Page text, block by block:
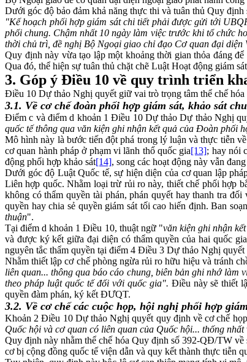
Dưới góc độ bảo đảm khả năng thực thi và tuân thủ Quy
"Kế hoạch phối hợp giám sát chi tiết phải được gửi tới
phối chung. Chậm nhất 10 ngày làm việc trước khi tổ chức
thời chủ trì, đề nghị Bộ Ngoại giao chỉ đạo Cơ quan đại
Quy định này vừa tạo lập một khoảng thời gian thỏa đáng
Qua đó, thể hiện sự tuân thủ chặt chẽ Luật Hoạt động giám
3. Góp ý Điều 10 về quy trình triển
Điều 10 Dự thảo Nghị quyết giữ vai trò trọng tâm thể chế
3.1. Về cơ chế đoàn phối hợp giám sát, khảo sát
Điểm c và điểm d khoản 1 Điều 10 Dự thảo Dự thảo Nghị
quốc tế thông qua văn kiện ghi nhận kết quả của Đoàn phối
Mô hình này là bước tiến đột phá trong lý luận và thực tiễn
cơ quan hành pháp ở phạm vi lãnh thổ quốc gia[13]; hay nói
động phối hợp khảo sát[14], song các hoạt động này vẫn
Dưới góc độ Luật Quốc tế, sự hiện diện của cơ quan lập
Liên hợp quốc. Nhằm loại trừ rủi ro này, thiết chế phối hợp
không có thẩm quyền tài phán, phán quyết hay thanh tra
quyền hay chia sẻ quyền giám sát tối cao hiến định. Ban
thuận".
Tại điểm d khoản 1 Điều 10, thuật ngữ "văn kiện ghi nhận
và được ký kết giữa đại diện có thẩm quyền của hai quốc gia
nguyên tắc thẩm quyền tại điểm 4 Điều 3 Dự thảo Nghị
Nhằm thiết lập cơ chế phòng ngừa rủi ro hữu hiệu và tránh
liên quan... thông qua báo cáo chung, biên bản ghi nhớ
theo pháp luật quốc tế đối với quốc gia". Điều này sẽ thiết
quyền đàm phán, ký kết ĐƯQT.
3.2. Về cơ chế các cuộc họp, hội nghị phối hợp
Khoản 2 Điều 10 Dự thảo Nghị quyết quy định về cơ chế
Quốc hội và cơ quan có liên quan của Quốc hội... thống
Quy định này nhằm thể chế hóa Quy định số 392-QĐ/TW
cơ bị cộng đồng quốc tế viện dẫn và quy kết thành thực tiễn